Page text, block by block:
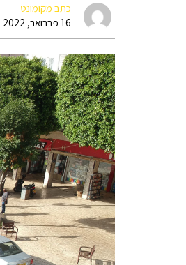
כתב מקומונט
16 פברואר, 2022 08:52